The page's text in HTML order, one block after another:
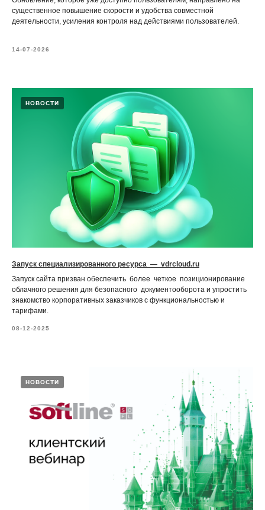
существенное повышение скорости и удобства совместной
деятельности, усиления контроля над действиями пользователей.
14-07-2026
НОВОСТИ
Запуск специализированного ресурса — vdrcloud.ru
Запуск сайта призван обеспечить более четкое позиционирование
облачного решения для безопасного документооборота и упростить
знакомство корпоративных заказчиков с функциональностью и
тарифами.
08-12-2025
НОВОСТИ